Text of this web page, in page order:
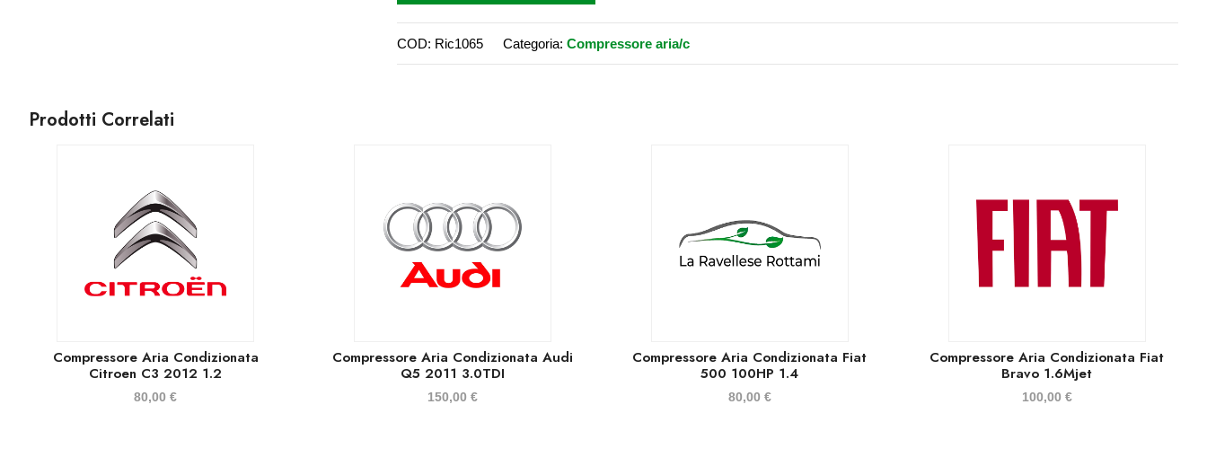
COD: Ric1065 Categoria: Compressore aria/c
Prodotti Correlati
Compressore Aria Condizionata
Citroen C3 2012 1.2
80,00€
Compressore Aria Condizionata Audi
Q5 2011 3.0TDI
150,00 €
Compressore Aria Condizionata Fiat
500 100HP 1.4
80,00 €
Compressore Aria Condizionata Fiat
Bravo 1.6Mjet
100,00 €